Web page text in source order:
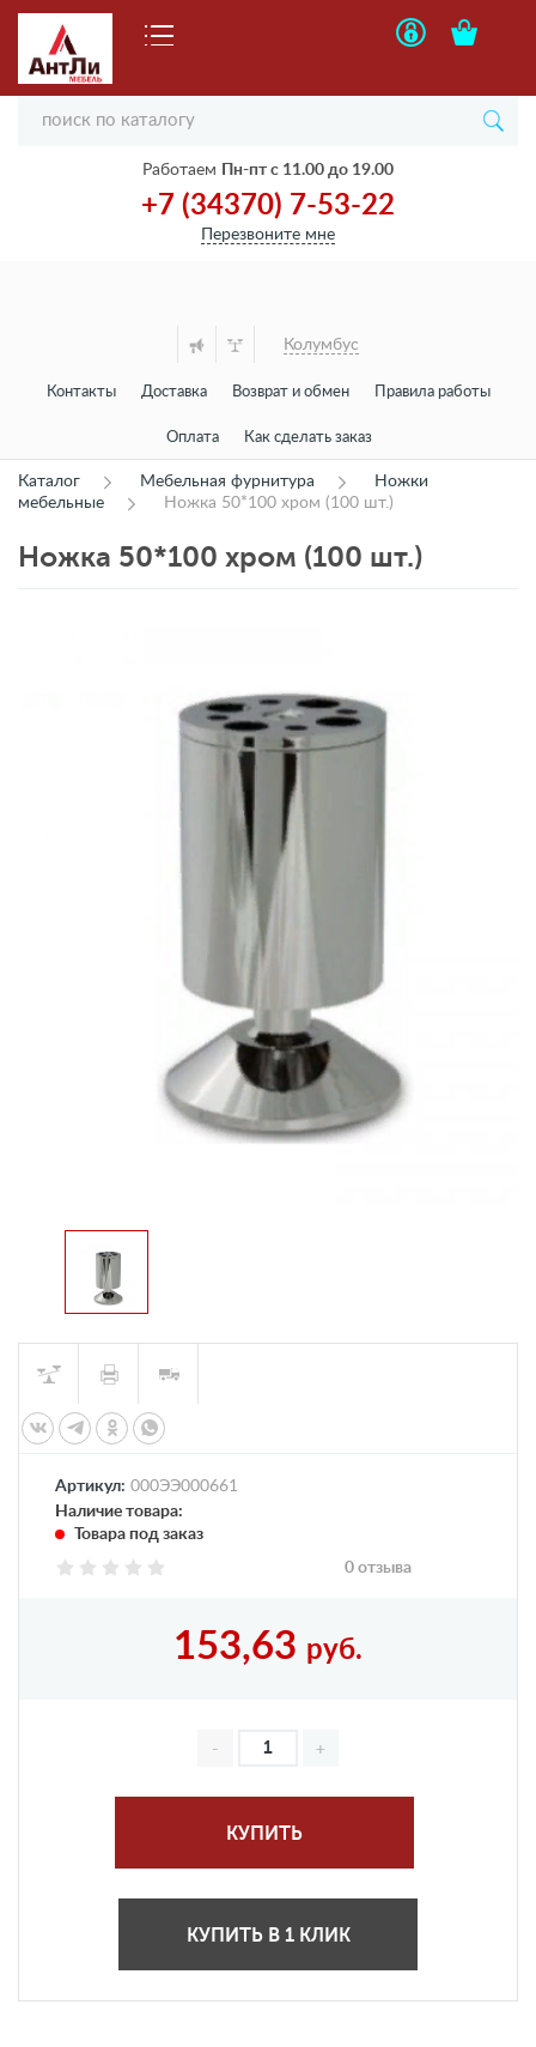
Работаем Пн-пт с 11.00 до 19.00
+7 (34370) 7-53-22
Перезвоните мне
Колумбус
Контакты Доставка Возврат и обмен Правила работы
Оплата Как сделать заказ
Каталог Мебельная фурнитура
Ножки
мебельные
Ножка 50*100 хром (100 шт.)
Ножка 50*100 хром (100 шт.)
Артикул: 000ЭЭ000661
Наличие товара:
Товара под заказ
0 отзыва
153,63 руб.
КУПИТЬ
КУПИТЬ В 1 КЛИК